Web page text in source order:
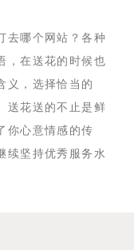
去哪个网站？各种
，在送花的时候也
义，选择恰当的
送花送的不止是鲜
你心意情感的传
续坚持优秀服务水